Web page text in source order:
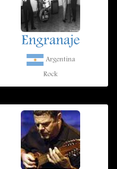
Engranaje
Argentina
Rock